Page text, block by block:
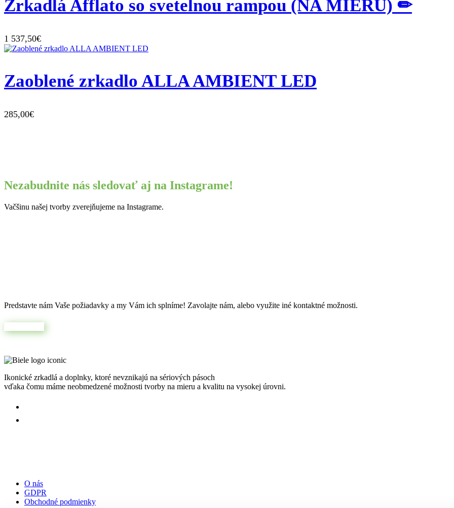
Zrkadlá Afflato so svetelnou rampou (NA MIERU) ✏
1 537,50€
Zaoblené zrkadlo ALLA AMBIENT LED
285,00€
Nezabudnite nás sledovať aj na Instagrame!
Vačšinu našej tvorby zverejňujeme na Instagrame.
Predstavte nám Vaše požiadavky a my Vám ich splníme! Zavolajte nám, alebo využite iné kontaktné možnosti.
Ikonické zrkadlá a doplnky, ktoré nevznikajú na sériových pásoch
vďaka čomu máme neobmedzené možnosti tvorby na mieru a kvalitu na vysokej úrovni.
O nás
GDPR
Obchodné podmienky